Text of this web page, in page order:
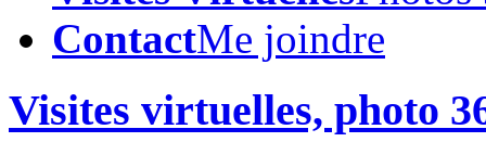
ContactMe joindre
Visites virtuelles, photo